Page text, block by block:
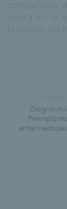
compañero
lúdica en la
favorecer las